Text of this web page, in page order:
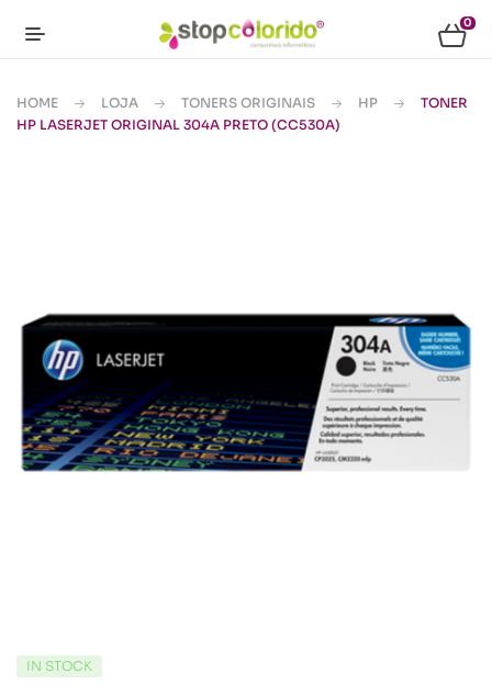
0
HOME LOJA TONERS ORIGINAIS HP
TONER
HP LASERJET ORIGINAL 304A PRETO (CC530A)
IN STOCK